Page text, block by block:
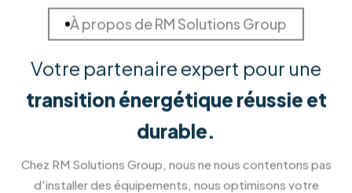
Installation de Pergola et
Véranda
Créez un nouvel espace de vie ouvert sur
l'extérieur.
En savoir plus